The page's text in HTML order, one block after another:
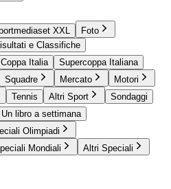
XXL
Foto
e Classifiche
Coppa Italia
Supercoppa Italiana
Squadre Mercato
Motori
Tennis Altri Sport
Sondaggi
Un libro a settimana
Olimpiadi
Mondiali Altri Speciali